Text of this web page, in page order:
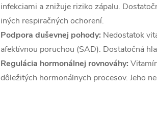
infekciami a znižuje riziko zápalu.
iných respiračných ochorení.
Podpora duševnej pohody: Nedostatok
afektívnou poruchou (SAD). Dostatočná
Regulácia hormonálnej rovnováhy:
dôležitých hormonálnych procesov. Jeho